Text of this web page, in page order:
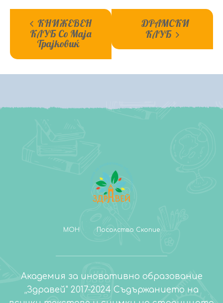
КНИЖЕВЕН
КЛУБ Со Маја
Трајковиќ
ДРАМСКИ
КЛУБ
МОН Посолство Скопие
Академия за иновативно образование
„Здравей" 2017-2024 Съдържанието на